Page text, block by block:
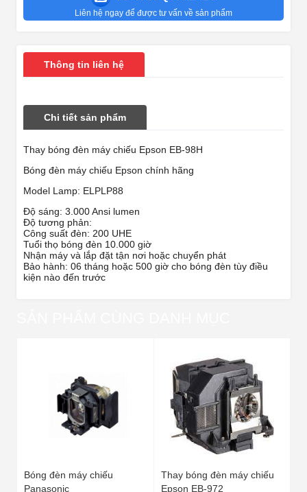
Liên hệ ngay để được tư vấn về sản phẩm
Thông tin liên hệ
Chi tiết sản phẩm
Thay bóng đèn máy chiếu Epson EB-98H
Bóng đèn máy chiếu Epson chính hãng
Model Lamp: ELPLP88
Độ sáng: 3.000 Ansi lumen
Độ tương phản:
Công suất đèn: 200 UHE
Tuổi thọ bóng đèn 10.000 giờ
Nhận máy và lắp đặt tận nơi hoặc chuyển phát
Bảo hành: 06 tháng hoặc 500 giờ cho bóng đèn tùy điều
kiện nào đến trước
Bóng đèn máy chiếu
Panasonic
Thay bóng đèn máy chiếu
Epson EB-972